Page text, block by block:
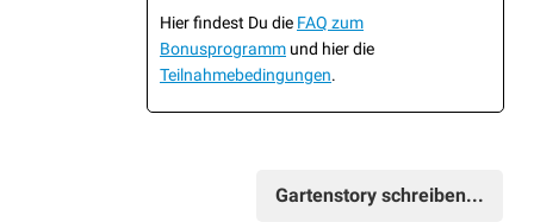
Hier findest Du die FAQ zum
Bonusprogramm und hier die
Teilnahmebedingungen.
Gartenstory schreiben...